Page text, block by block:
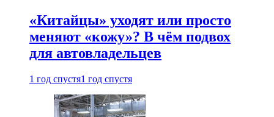
«Китайцы» уходят или просто
меняют «кожу»? В чём подвох
для автовладельцев
1 год спустя1 год спустя